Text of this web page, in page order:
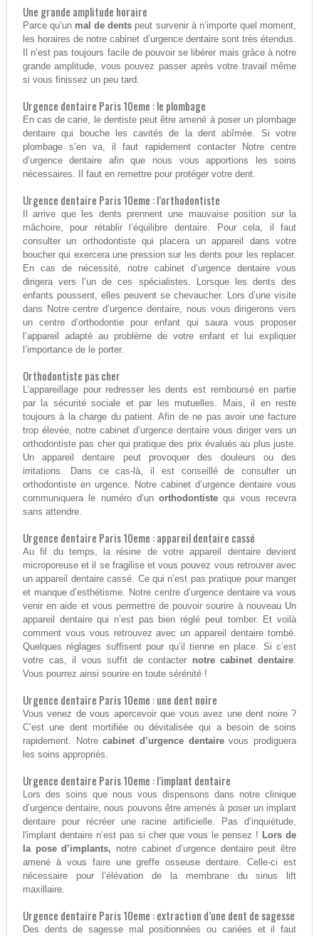
Une grande amplitude horaire
Parce qu’un mal de dents peut survenir à n’importe quel moment,
les horaires de notre cabinet d’urgence dentaire sont très étendus.
Il n’est pas toujours facile de pouvoir se libérer mais grâce à notre
grande amplitude, vous pouvez passer après votre travail même
si vous finissez un peu tard.
Urgence dentaire Paris 10eme : le plombage
En cas de carie, le dentiste peut être amené à poser un plombage
dentaire qui bouche les cavités de la dent abîmée. Si votre
plombage s’en va, il faut rapidement contacter Notre centre
d’urgence dentaire afin que nous vous apportions les soins
nécessaires. Il faut en remettre pour protéger votre dent.
Urgence dentaire Paris 10eme : l’orthodontiste
Il arrive que les dents prennent une mauvaise position sur la
mâchoire, pour rétablir l’équilibre dentaire. Pour cela, il faut
consulter un orthodontiste qui placera un appareil dans votre
boucher qui exercera une pression sur les dents pour les replacer.
En cas de nécessité, notre cabinet d’urgence dentaire vous
dirigera vers l’un de ces spécialistes. Lorsque les dents des
enfants poussent, elles peuvent se chevaucher. Lors d’une visite
dans Notre centre d’urgence dentaire, nous vous dirigerons vers
un centre d’orthodontie pour enfant qui saura vous proposer
l’appareil adapté au problème de votre enfant et lui expliquer
l’importance de le porter.
Orthodontiste pas cher
L’appareillage pour redresser les dents est remboursé en partie
par la sécurité sociale et par les mutuelles. Mais, il en reste
toujours à la charge du patient. Afin de ne pas avoir une facture
trop élevée, notre cabinet d’urgence dentaire vous diriger vers un
orthodontiste pas cher qui pratique des prix évalués au plus juste.
Un appareil dentaire peut provoquer des douleurs ou des
irritations. Dans ce cas-là, il est conseillé de consulter un
orthodontiste en urgence. Notre cabinet d’urgence dentaire vous
communiquera le numéro d’unorthodontiste qui vous recevra
sans attendre.
Urgence dentaire Paris 10eme : appareil dentaire cassé
Au fil du temps, la résine de votre appareil dentaire devient
microporeuse et il se fragilise et vous pouvez vous retrouver avec
un appareil dentaire cassé. Ce qui n’est pas pratique pour manger
et manque d’esthétisme. Notre centre d’urgence dentaire va vous
venir en aide et vous permettre de pouvoir sourire à nouveau Un
appareil dentaire qui n’est pas bien réglé peut tomber. Et voilà
comment vous vous retrouvez avec un appareil dentaire tombé.
Quelques réglages suffisent pour qu’il tienne en place. Si c’est
votre cas, il vous suffit de contacter notre cabinet dentaire.
Vous pourrez ainsi sourire en toute sérénité !
Urgence dentaire Paris 10eme : une dent noire
Vous venez de vous apercevoir que vous avez une dent noire ?
C’est une dent mortifiée ou dévitalisée qui a besoin de soins
rapidement. Notrecabinet d’urgence dentairevous prodiguera
les soins appropriés.
Urgence dentaire Paris 10eme : l’implant dentaire
Lors des soins que nous vous dispensons dans notre clinique
d’urgence dentaire, nous pouvons être amenés à poser un implant
dentaire pour récréer une racine artificielle. Pas d’inquiétude,
l'implant dentaire n’est pas si cher que vous le pensez ! Lors de
la pose d’implants, notre cabinet d’urgence dentaire peut être
amené à vous faire une greffe osseuse dentaire. Celle-ci est
nécessaire pour l’élévation de la membrane du sinus lift
maxillaire.
Urgence dentaire Paris 10eme : extraction d’une dent de sagesse
Des dents de sagesse mal positionnées ou cariées et il faut